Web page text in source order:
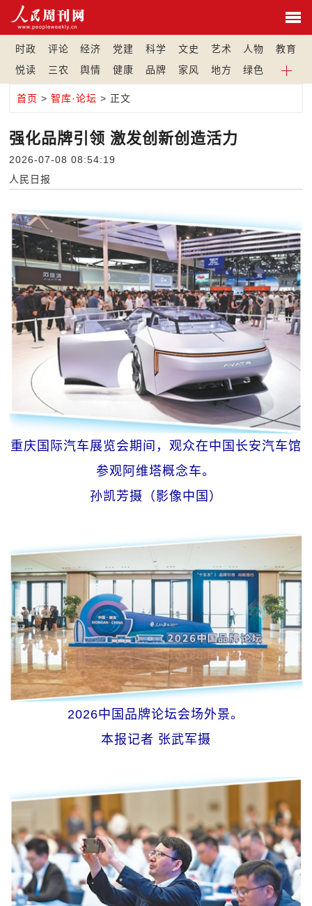
时政 评论 经济 党建 科学 文史 艺术 人物
教育
悦读
三农 舆情 健康 品牌 家风 地方 绿色
首页 >智库·论坛 > 正文
强化品牌引领 激发创新创造活力
2026-07-08 08:54:19
人民日报
重庆国际汽车展览会期间，观众在中国长安汽车馆
参观阿维塔概念车。
孙凯芳摄（影像中国）
2026中国品牌论坛会场外景。
本报记者 张武军摄